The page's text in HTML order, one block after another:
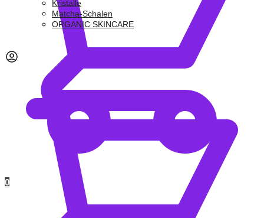
0
Kristalle
Matcha-Schalen
ORGANIC SKINCARE